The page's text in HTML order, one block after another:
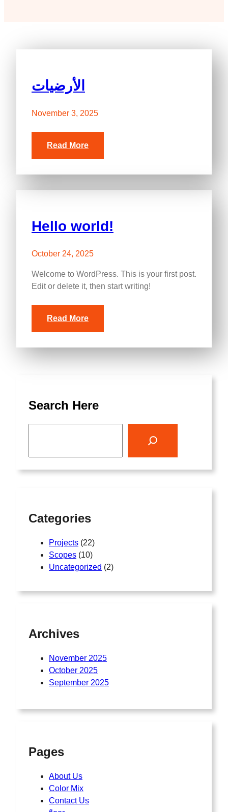
الأرضيات
November 3, 2025
Read More
Hello world!
October 24, 2025
Welcome to WordPress. This is your first post.
Edit or delete it, then start writing!
Read More
Search Here
Categories
Projects (22)
Scopes (10)
Uncategorized (2)
Archives
November 2025
October 2025
September 2025
Pages
About Us
Color Mix
Contact Us